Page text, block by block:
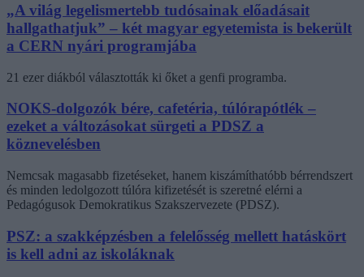
„A világ legelismertebb tudósainak előadásait
hallgathatjuk” – két magyar egyetemista is bekerült
a CERN nyári programjába
21 ezer diákból választották ki őket a genfi programba.
NOKS-dolgozók bére, cafetéria, túlórapótlék –
ezeket a változásokat sürgeti a PDSZ a
köznevelésben
Nemcsak magasabb fizetéseket, hanem kiszámíthatóbb bérrendszert
és minden ledolgozott túlóra kifizetését is szeretné elérni a
Pedagógusok Demokratikus Szakszervezete (PDSZ).
PSZ: a szakképzésben a felelősség mellett hatáskört
is kell adni az iskoláknak